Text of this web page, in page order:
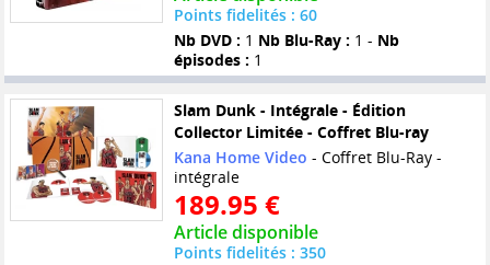
Points fidelités : 60
Nb DVD : 1 Nb Blu-Ray : 1 - Nb
épisodes : 1
Slam Dunk - Intégrale - Édition
Collector Limitée - Coffret Blu-ray
Kana Home Video - Coffret Blu-Ray -
intégrale
189.95 €
Article disponible
Points fidelités : 350